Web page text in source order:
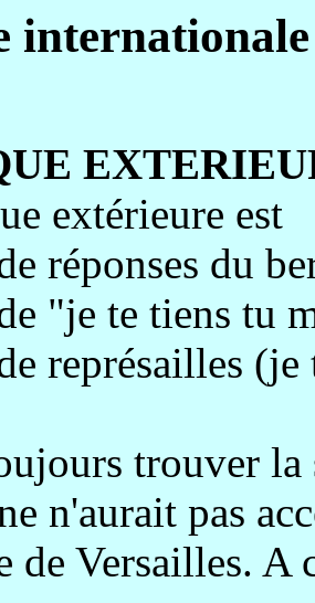
extérieure est
réponses du
"je te tiens tu
représailles
trouver la
n'aurait pas
de Versailles. A